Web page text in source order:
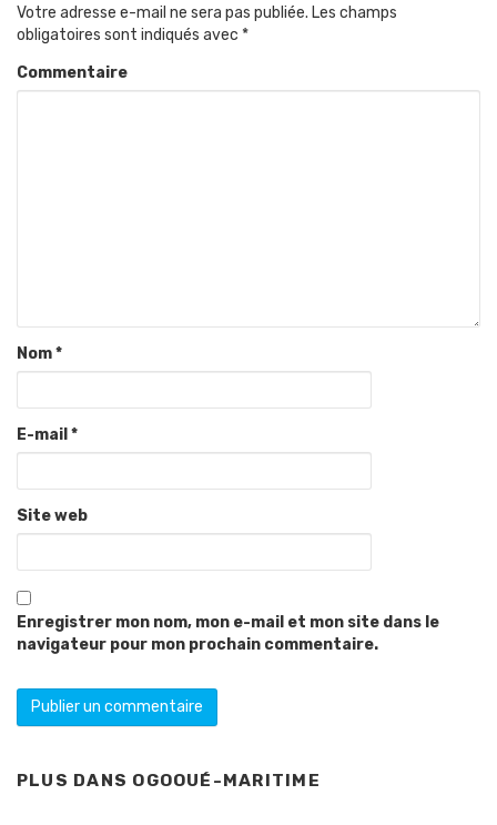
Votre adresse e-mail ne sera pas publiée. Les champs
obligatoires sont indiqués avec *
Commentaire
Nom*
E-mail *
Site web
Enregistrer mon nom, mon e-mail et mon site dans le
navigateur pour mon prochain commentaire.
PLUS DANS OGOOUÉ-MARITIME